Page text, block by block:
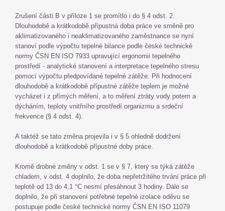
Zrušení části B v příloze 1 se promítlo i do § 4 odst. 2.
Dlouhodobě a krátkodobě přípustná doba práce ve směně pro
aklimatizovaného i neaklimatizovaného zaměstnance se nyní
stanoví podle výpočtu tepelné bilance podle české technické
normy ČSN EN ISO 7933 upravující ergonomii tepelného
prostředí - analytické stanovení a interpretace tepelného stresu
pomocí výpočtu předpovídané tepelné zátěže. Při hodnocení
dlouhodobě a krátkodobě přípustné zátěže teplem je možné
vycházet i z přímých měření, a to měření ztráty vody potem a
dýcháním, teploty vnitřního prostředí organizmu a srdeční
frekvence (§ 4 odst. 4).
A taktéž se tato změna projevila i v § 5 ohledně dodržení
dlouhodobě a krátkodobě přípustné doby práce.
Kromě drobné změny v odst. 1 se v § 7, který se týká zátěže
chladem, v odst. 4 doplnilo, že doba nepřetržitého trvání práce při
teplotě od 13 do 4,1 °C nesmí přesáhnout 3 hodiny. Dále se
doplnilo, že při stanovení potřebné tepelné izolace oděvu se
postupuje podle české technické normy ČSN EN ISO 11079